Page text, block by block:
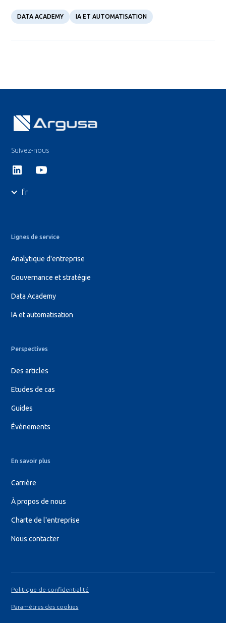
DATA ACADEMY IA ET AUTOMATISATION
Suivez-nous
fr
Lignes de service
Analytique d'entreprise
Gouvernance et stratégie
Data Academy
IA et automatisation
Perspectives
Des articles
Etudes de cas
Guides
Évènements
En savoir plus
Carrière
À propos de nous
Charte de l'entreprise
Nous contacter
Politique de confidentialité
Paramètres des cookies